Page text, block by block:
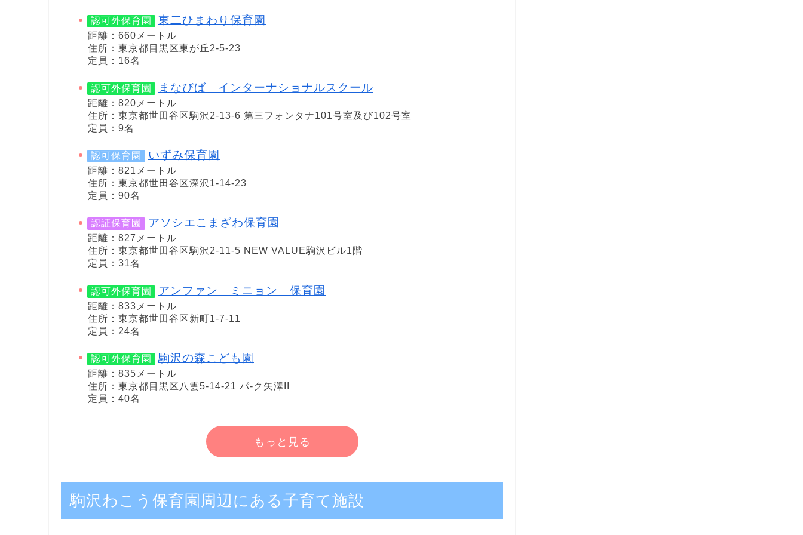
認可外保育園 東二ひまわり保育園
距離：660メートル
住所：東京都目黒区東が丘2-5-23
定員：16名
認可外保育園 まなびば インターナショナルスクール
距離：820メートル
住所：東京都世田谷区駒沢2-13-6 第三フォンタナ101号室及び102号室
定員：9名
認可保育園 いずみ保育園
距離：821メートル
住所：東京都世田谷区深沢1-14-23
定員：90名
認証保育園 アソシエこまざわ保育園
距離：827メートル
住所：東京都世田谷区駒沢2-11-5 NEW VALUE駒沢ビル1階
定員：31名
認可外保育園 アンファン ミニョン 保育園
距離：833メートル
住所：東京都世田谷区新町1-7-11
定員：24名
認可外保育園 駒沢の森こども園
距離：835メートル
住所：東京都目黒区八雲5-14-21 パ-ク矢澤II
定員：40名
もっと見る
駒沢わこう保育園周辺にある子育て施設